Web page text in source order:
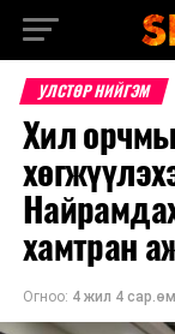
УЛСТӨР НИЙГЭМ
Хил
хамтран
Огноо: 4 жил 4